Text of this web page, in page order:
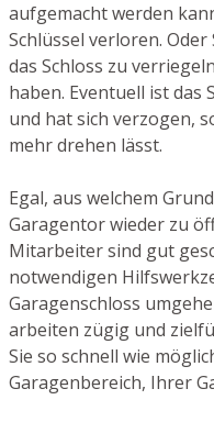
aufgemacht werden
Schlüssel verloren.
das Schloss zu
haben. Eventuell ist das
und hat sich verzogen,
mehr drehen lässt.
Egal, aus welchem
Garagentor wieder zu
Mitarbeiter sind gut
notwendigen
Garagenschloss
arbeiten zügig und
Sie so schnell wie
Garagenbereich, Ihrer